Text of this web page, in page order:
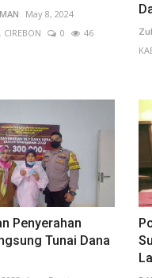
May 8, 2024
CIREBON 0
46
Penyerahan
Tunai Dana